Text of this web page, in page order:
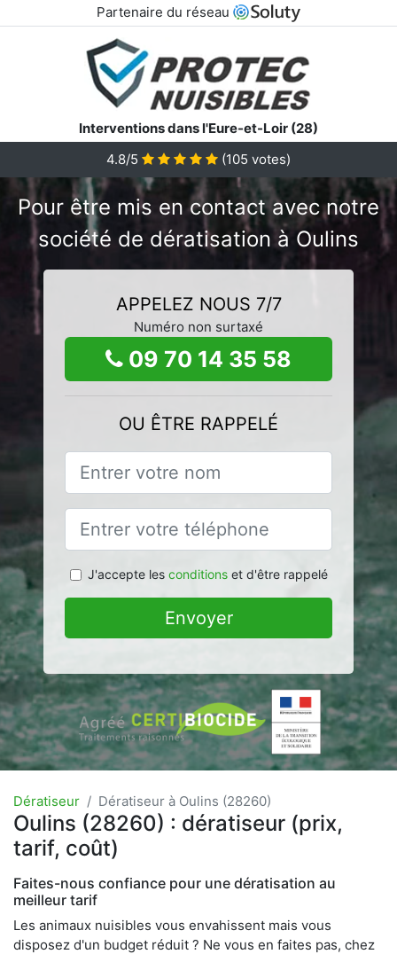
Partenaire du réseau
Interventions dans l'Eure-et-Loir (28)
4.8/5
(105 votes)
Pour être mis en contact avec notre
société de dératisation à Oulins
APPELEZ NOUS 7/7
Numéro non surtaxé
09 70 14 35 58
OU ÊTRE RAPPELÉ
J'accepte les conditionset d'être rappelé
Envoyer
Dératiseur Dératiseur à Oulins (28260)
Oulins (28260) : dératiseur (prix,
tarif, coût)
Faites-nous confiance pour une dératisation au
meilleur tarif
Les animaux nuisibles vous envahissent mais vous
disposez d'un budget réduit ? Ne vous en faites pas, chez